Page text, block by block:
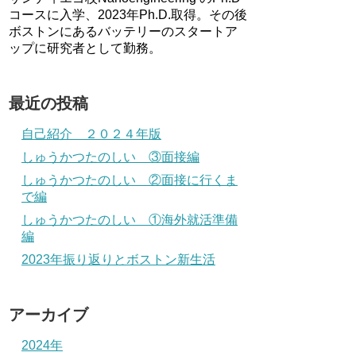
コースに入学、2023年Ph.D.取得。その後
ボストンにあるバッテリーのスタートア
ップに研究者として勤務。
最近の投稿
自己紹介 ２０２４年版
しゅうかつたのしい ③面接編
しゅうかつたのしい ②面接に行くま
で編
しゅうかつたのしい ①海外就活準備
編
2023年振り返りとボストン新生活
アーカイブ
2024年